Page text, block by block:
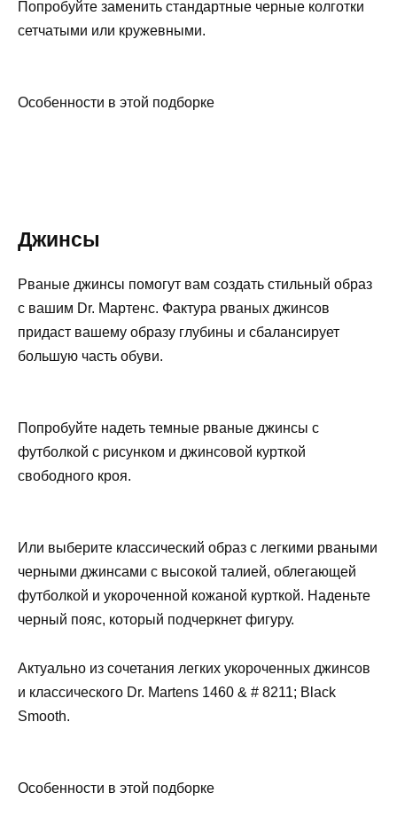
Попробуйте заменить стандартные черные колготки
сетчатыми или кружевными.
Особенности в этой подборке
Джинсы
Рваные джинсы помогут вам создать стильный образ
с вашим Dr. Мартенс. Фактура рваных джинсов
придаст вашему образу глубины и сбалансирует
большую часть обуви.
Попробуйте надеть темные рваные джинсы с
футболкой с рисунком и джинсовой курткой
свободного кроя.
Или выберите классический образ с легкими рваными
черными джинсами с высокой талией, облегающей
футболкой и укороченной кожаной курткой. Наденьте
черный пояс, который подчеркнет фигуру.
Актуально из сочетания легких укороченных джинсов
и классического Dr. Martens 1460 & # 8211; Black
Smooth.
Особенности в этой подборке